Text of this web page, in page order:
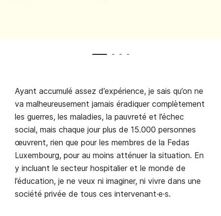
Ayant accumulé assez d’expérience, je sais qu’on ne
va malheureusement jamais éradiquer complètement
les guerres, les maladies, la pauvreté et l’échec
social, mais chaque jour plus de 15.000 personnes
œuvrent, rien que pour les membres de la Fedas
Luxembourg, pour au moins atténuer la situation. En
y incluant le secteur hospitalier et le monde de
l’éducation, je ne veux ni imaginer, ni vivre dans une
société privée de tous ces intervenant·e·s.